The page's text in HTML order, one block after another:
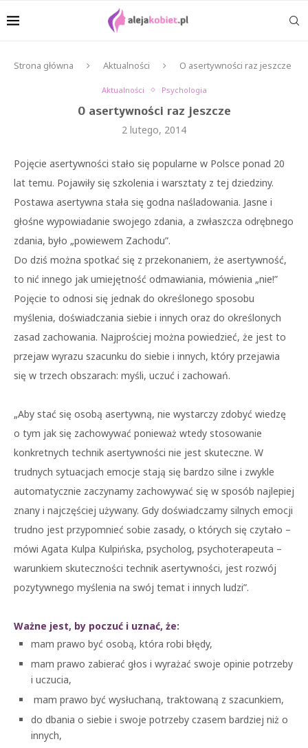
Strona główna Aktualności O asertywności raz jeszcze
Aktualności Psychologia
O asertywności raz jeszcze
2 lutego, 2014
Pojęcie asertywności stało się popularne w Polsce ponad 20
lat temu. Pojawiły się szkolenia i warsztaty z tej dziedziny.
Postawa asertywna stała się godna naśladowania. Jasne i
głośne wypowiadanie swojego zdania, a zwłaszcza odrębnego
zdania, było „powiewem Zachodu”.
Do dziś można spotkać się z przekonaniem, że asertywność,
to nić innego jak umiejętność odmawiania, mówienia „nie!”
Pojęcie to odnosi się jednak do określonego sposobu
myślenia, doświadczania siebie i innych oraz do określonych
zasad zachowania. Najprościej można powiedzieć, że jest to
przejaw wyrazu szacunku do siebie i innych, który przejawia
się w trzech obszarach: myśli, uczuć i zachowań.
„Aby stać się osobą asertywną, nie wystarczy zdobyć wiedzę
o tym jak się zachowywać ponieważ wtedy stosowanie
konkretnych technik asertywności nie jest skuteczne. W
trudnych sytuacjach emocje stają się bardzo silne i zwykle
automatycznie zaczynamy zachowywać się w sposób najlepiej
znany i najczęściej używany. Gdy doświadczamy silnych emocji
trudno jest przypomnieć sobie zasady, o których się czytało –
mówi Agata Kulpa Kulpińska, psycholog, psychoterapeuta –
warunkiem skuteczności technik asertywności, jest rozwój
pozytywnego myślenia na swój temat i innych ludzi”.
Ważne jest, by poczuć i uznać, że:
mam prawo być osobą, która robi błędy,
mam prawo zabierać głos i wyrażać swoje opinie potrzeby
i uczucia,
mam prawo być wysłuchaną, traktowaną z szacunkiem,
do dbania o siebie i swoje potrzeby czasem bardziej niż o
innych,